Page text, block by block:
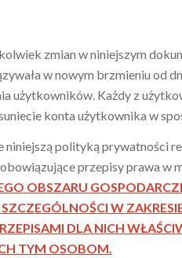
zmian w niniejszym
w nowym brzmieniu od
użytkowników. Każdy z
konta użytkownika w
niniejszą polityką prywatności
przepisy prawa w
OBSZARU
SZCZEGÓLNOŚCI W
DLA NICH
TYM OSOBOM.